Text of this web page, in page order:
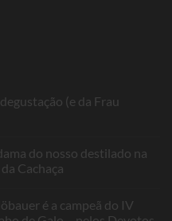
(e da Frau
do nosso destilado na
Cachaça
é a campeã do IV